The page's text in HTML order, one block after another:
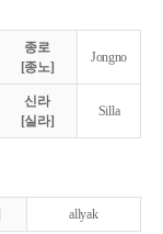
종로
[종노]
Jongno
신라
[실라]
Silla
allyak